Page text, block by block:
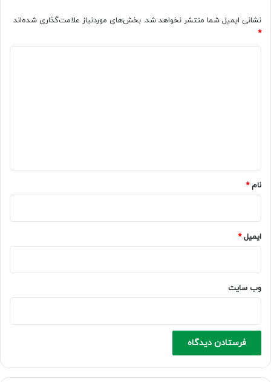
نشانی ایمیل شما منتشر نخواهد شد. بخش‌های موردنیاز علامت‌گذاری شده‌اند
*
نام*
ایمیل*
وب‌ سایت